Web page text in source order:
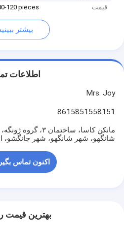
قیمت
120 pieces
بیشتر
اطلاعات
Mrs. Joy
8615851558151
شانگهو، شهر شانگهو، شهر چانگشو،
اکنون تماس
بهترين قيمت